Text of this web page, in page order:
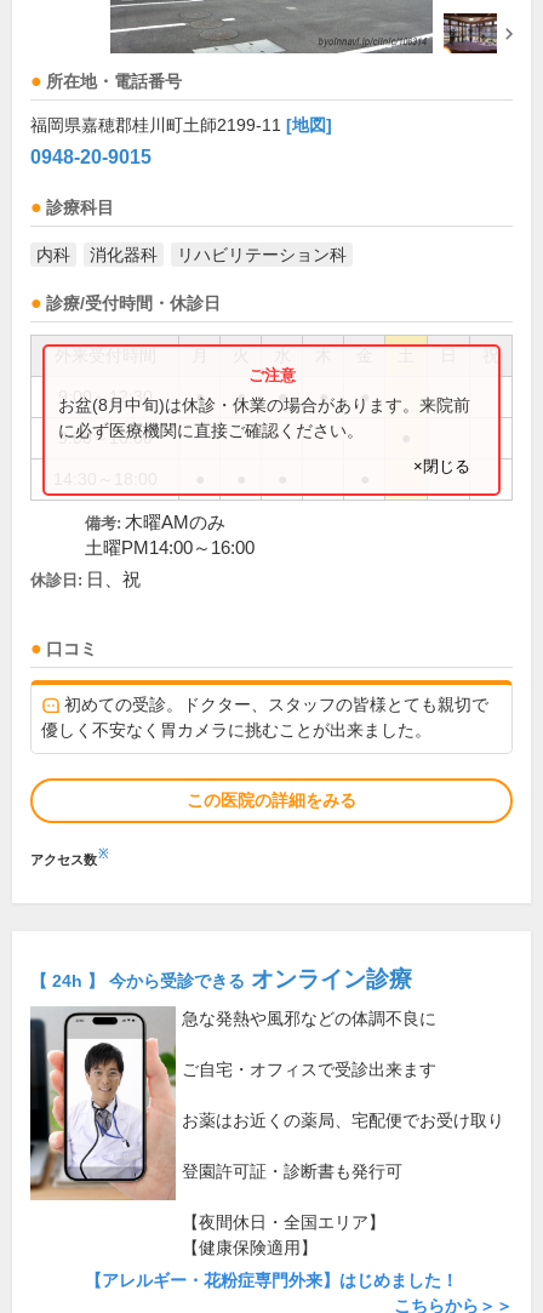
所在地・電話番号
福岡県嘉穂郡桂川町土師2199-11 [地図]
0948-20-9015
診療科目
内科 消化器科 リハビリテーション科
診療/受付時間・休診日
祝
9:00～12:30 ● ● ● ● ●
9:00～16:00
お盆(8月中旬)は休診・休業の場合があります。来院前
に必ず医療機関に直接ご確認ください。
×閉じる
備考: 木曜AMのみ
土曜PM14:00～16:00
休診日: 日、祝
口コミ
初めての受診。ドクター、スタッフの皆様とても親切で
優しく不安なく胃カメラに挑むことが出来ました。
この医院の詳細をみる
アクセス数※
【 24h 】 今から受診できる オンライン診療
急な発熱や風邪などの体調不良に
ご自宅・オフィスで受診出来ます
お薬はお近くの薬局、宅配便でお受け取り
登園許可証・診断書も発行可
【夜間休日・全国エリア】
【健康保険適用】
【アレルギー・花粉症専門外来】はじめました！
こちらから＞＞